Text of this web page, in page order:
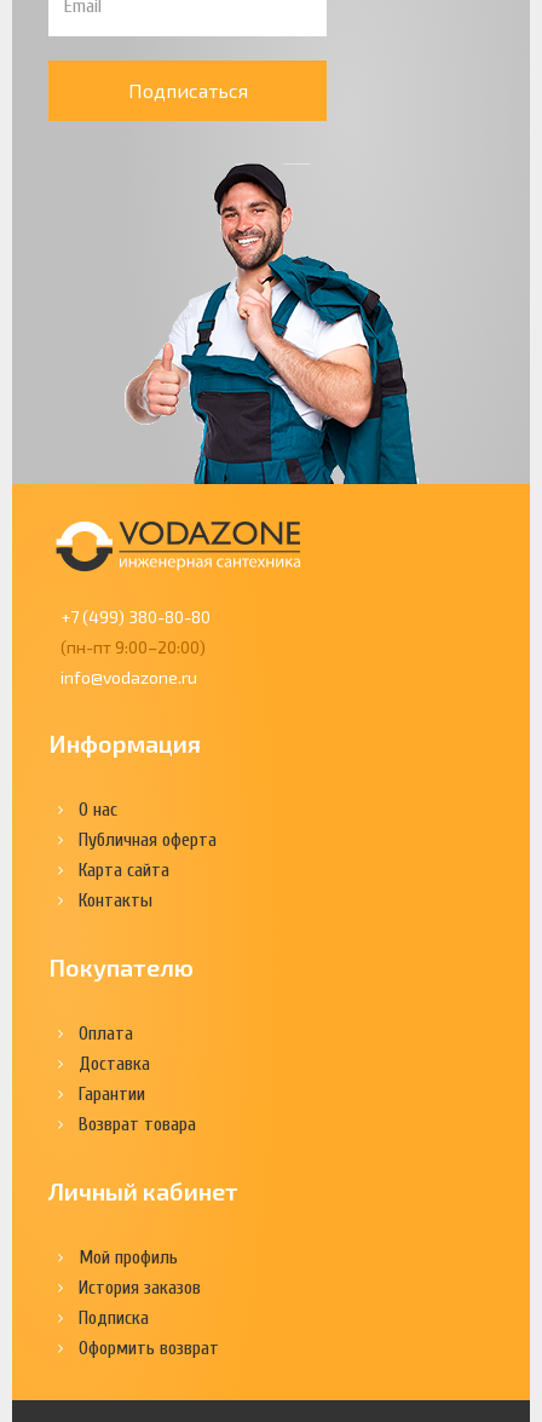
Подписаться
+7 (499) 380-80-80
(пн-пт 9:00–20:00)
info@vodazone.ru
Информация
О нас
Публичная оферта
Карта сайта
Контакты
Покупателю
Оплата
Доставка
Гарантии
Возврат товара
Личный кабинет
Мой профиль
История заказов
Подписка
Оформить возврат